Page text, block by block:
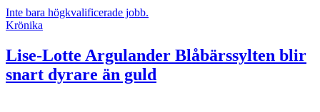
Inte bara högkvalificerade jobb.
Krönika
Lise-Lotte Argulander Blåbärssylten blir
snart dyrare än guld